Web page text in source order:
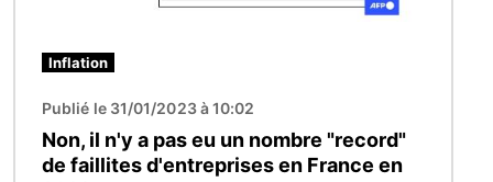
Inflation
Publié le 31/01/2023 à 10:02
Non, il n'y a pas eu un nombre "record"
de faillites d'entreprises en France en